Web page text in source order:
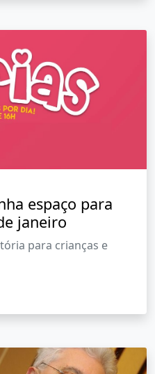
espaço para
janeiro
para crianças e